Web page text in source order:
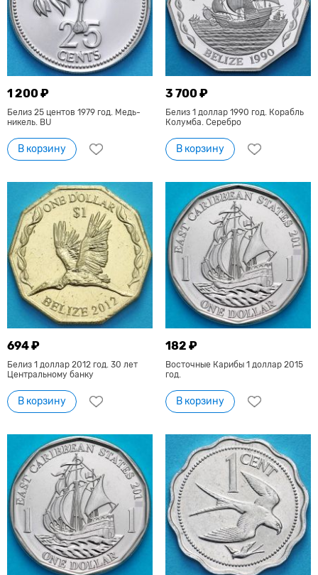
1 200 ₽
Белиз 25 центов 1979 год. Медь-
никель. BU
В корзину
3 700 ₽
Белиз 1 доллар 1990 год. Корабль
Колумба. Серебро
В корзину
694 ₽
Белиз 1 доллар 2012 год. 30 лет
Центральному банку
В корзину
182 ₽
Восточные Карибы 1 доллар 2015
год.
В корзину